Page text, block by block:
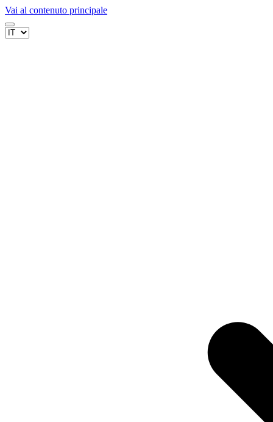
Vai al contenuto principale